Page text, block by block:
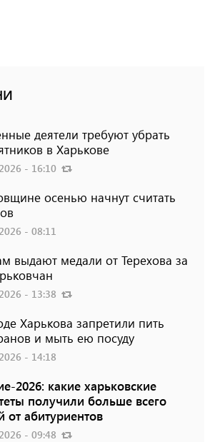
деятели требуют убрать
в Харькове
- 16:10
осенью начнут считать
- 08:11
выдают медали от Терехова за
- 13:38
Харькова запретили пить
и мыть ею посуду
- 14:18
2026: какие харьковские
получили больше всего
от абитуриентов
- 09:48